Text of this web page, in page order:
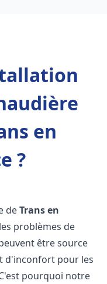
en
?
deTrans en
problèmes de
être source
d'inconfort pour les
pourquoi notre